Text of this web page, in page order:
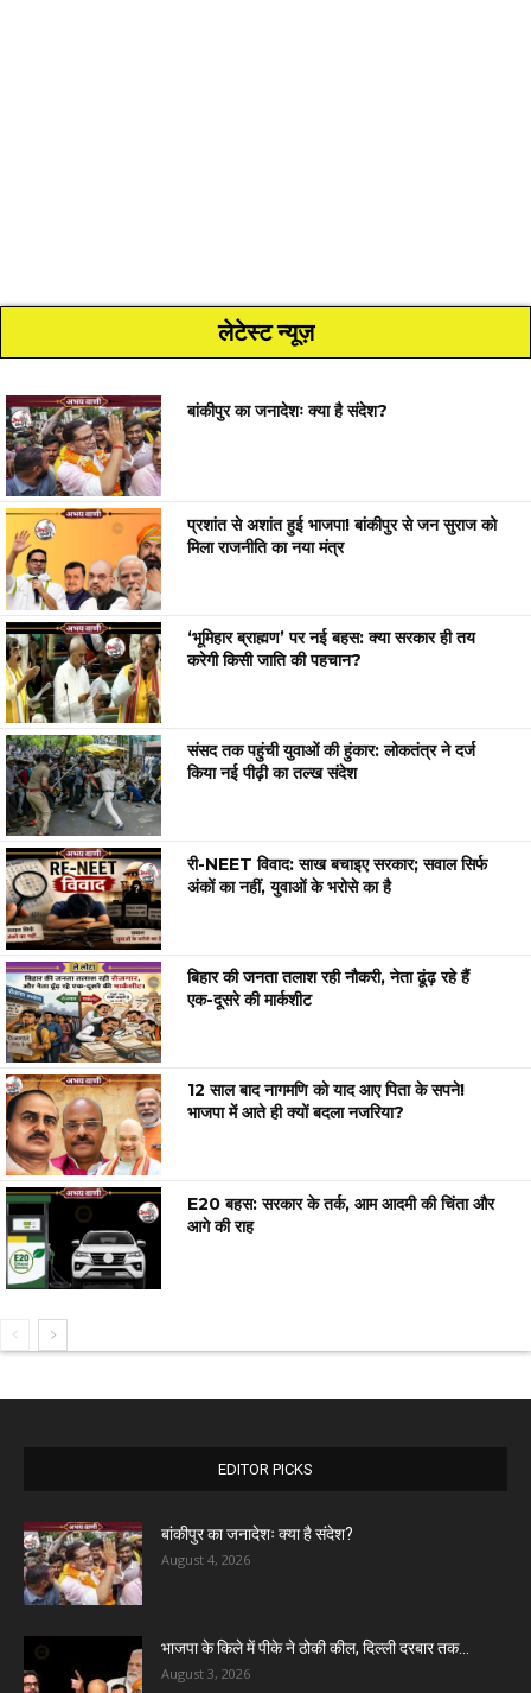
लेटेस्ट न्यूज़
बांकीपुर का जनादेशः क्या है संदेश?
प्रशांत से अशांत हुई भाजपा! बांकीपुर से जन सुराज को
मिला राजनीति का नया मंत्र
‘भूमिहार ब्राह्मण’ पर नई बहस: क्या सरकार ही तय
करेगी किसी जाति की पहचान?
संसद तक पहुंची युवाओं की हुंकार: लोकतंत्र ने दर्ज
किया नई पीढ़ी का तल्ख संदेश
री-NEET विवाद: साख बचाइए सरकार; सवाल सिर्फ
अंकों का नहीं, युवाओं के भरोसे का है
बिहार की जनता तलाश रही नौकरी, नेता ढूंढ़ रहे हैं
एक-दूसरे की मार्कशीट
12 साल बाद नागमणि को याद आए पिता के सपने!
भाजपा में आते ही क्यों बदला नजरिया?
E20 बहस: सरकार के तर्क, आम आदमी की चिंता और
आगे की राह
EDITOR PICKS
बांकीपुर का जनादेशः क्या है संदेश?
August 4, 2026
भाजपा के किले में पीके ने ठोकी कील, दिल्ली दरबार तक...
August 3, 2026